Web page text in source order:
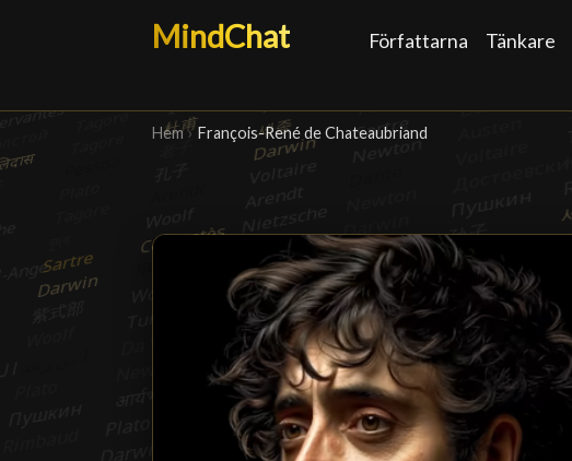
MindChat Författarna Tänkare
Hem › François-René de Chateaubriand